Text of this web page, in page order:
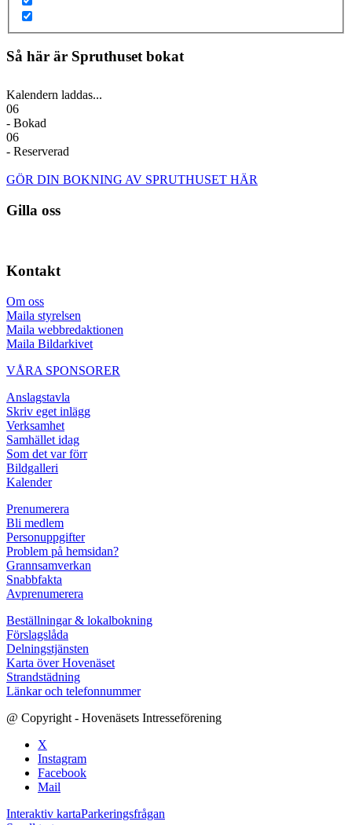
Så här är Spruthuset bokat
Kalendern laddas...
06
- Bokad
06
- Reserverad
GÖR DIN BOKNING AV SPRUTHUSET HÄR
Gilla oss
Kontakt
Om oss
Maila styrelsen
Maila webbredaktionen
Maila Bildarkivet
VÅRA SPONSORER
Anslagstavla
Skriv eget inlägg
Verksamhet
Samhället idag
Som det var förr
Bildgalleri
Kalender
Prenumerera
Bli medlem
Personuppgifter
Problem på hemsidan?
Grannsamverkan
Snabbfakta
Avprenumerera
Beställningar & lokalbokning
Förslagslåda
Delningstjänsten
Karta över Hovenäset
Strandstädning
Länkar och telefonnummer
@ Copyright - Hovenäsets Intresseförening
X
Instagram
Facebook
Mail
Interaktiv kartaParkeringsfrågan